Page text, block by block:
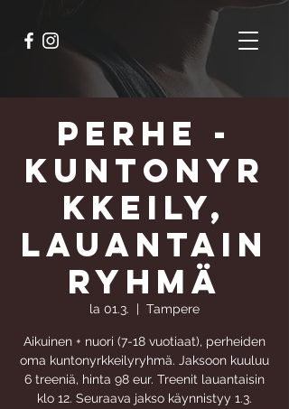
Perhe -
kuntonyr
kkeily,
lauantain
ryhmä
la 01.3.
  |
Tampere
Aikuinen + nuori (7-18 vuotiaat), perheiden
oma kuntonyrkkeilyryhmä. Jaksoon kuuluu
6 treeniä, hinta 98 eur. Treenit lauantaisin
klo 12. Seuraava jakso käynnistyy 1.3.